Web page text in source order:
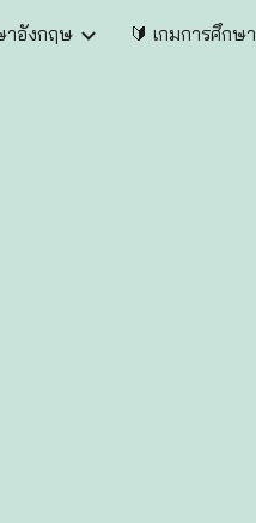
าอังกฤษ 🔰 เกมการศึกษา